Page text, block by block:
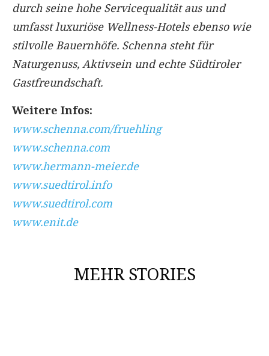
durch seine hohe Servicequalität aus und
umfasst luxuriöse Wellness-Hotels ebenso wie
stilvolle Bauernhöfe. Schenna steht für
Naturgenuss, Aktivsein und echte Südtiroler
Gastfreundschaft.
Weitere Infos:
www.schenna.com/fruehling
www.schenna.com
www.hermann-meier.de
www.suedtirol.info
www.suedtirol.com
www.enit.de
MEHR STORIES